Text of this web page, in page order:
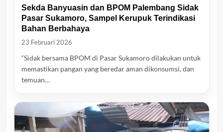
Sekda Banyuasin dan BPOM Palembang Sidak
Pasar Sukamoro, Sampel Kerupuk Terindikasi
Bahan Berbahaya
23 Februari 2026
“Sidak bersama BPOM di Pasar Sukamoro dilakukan untuk
memastikan pangan yang beredar aman dikonsumsi, dan
temuan…